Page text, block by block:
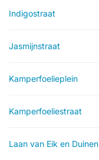
Indigostraat
Jasmijnstraat
Kamperfoelieplein
Kamperfoeliestraat
Laan van Eik en Duinen